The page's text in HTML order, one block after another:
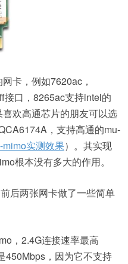
卡，例如7620ac，
口，8265ac支持intel的
欢高通芯片的朋友可以选
，支持高通的mu-
实测效果）。其实现
根本没有多大的作用。
后两张网卡做了一些简单
，2.4G连接速率最高
450Mbps，因为它不支持